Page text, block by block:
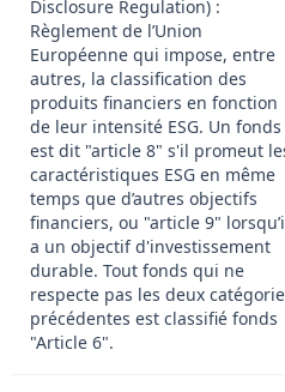
Disclosure Regulation) :
Règlement de l’Union
Européenne qui impose, entre
autres, la classification des
produits financiers en fonction
de leur intensité ESG. Un fonds
est dit "article 8" s'il promeut
caractéristiques ESG en même
temps que d’autres objectifs
financiers, ou "article 9"
a un objectif d'investissement
durable. Tout fonds qui ne
respecte pas les deux
précédentes est classifié fonds
"Article 6".